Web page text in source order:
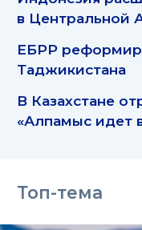
в Центральной
ЕБРР
Таджикистана
В Казахстане
«Алпамыс идет
Топ-тема